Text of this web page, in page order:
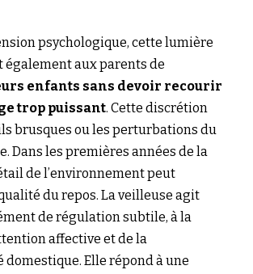
psychologique, cette lumière
enfants sans devoir recourir
trop puissant. Cette discrétion
brusques ou les perturbations du
Dans les premières années de la
de l’environnement peut
du repos. La veilleuse agit
de régulation subtile, à la
affective et de la
Elle répond à une